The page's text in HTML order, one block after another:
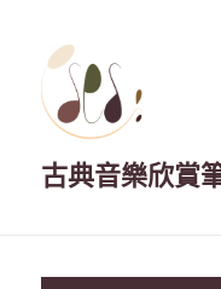
古典音樂欣賞